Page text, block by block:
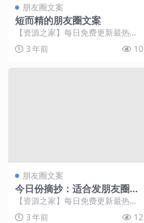
朋友圈文案
短而精的朋友圈文案
【资源之家】每日免费更新最热门
的副业项目资源 1、 撑伞也是雨中
人。 2、 都怕...
3 年前 10
朋友圈文案
今日份摘抄：适合发朋友圈的
文案
【资源之家】每日免费更新最热门
的副业项目资源 来去都是自由风，
3 年前 12